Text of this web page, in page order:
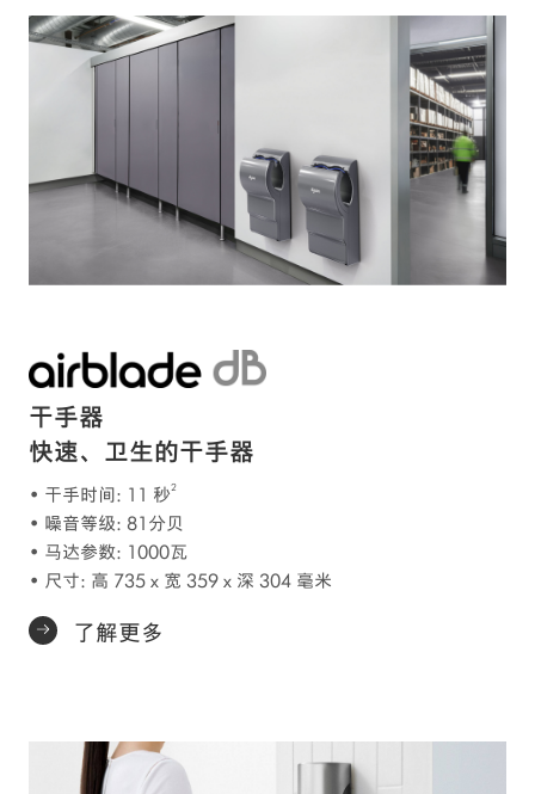
干手器
快速、卫生的干手器
• 干手时间: 11 秒2
• 噪音等级: 81分贝
• 马达参数: 1000瓦
• 尺寸: 高 735 x 宽 359 x 深 304 毫米
了解更多